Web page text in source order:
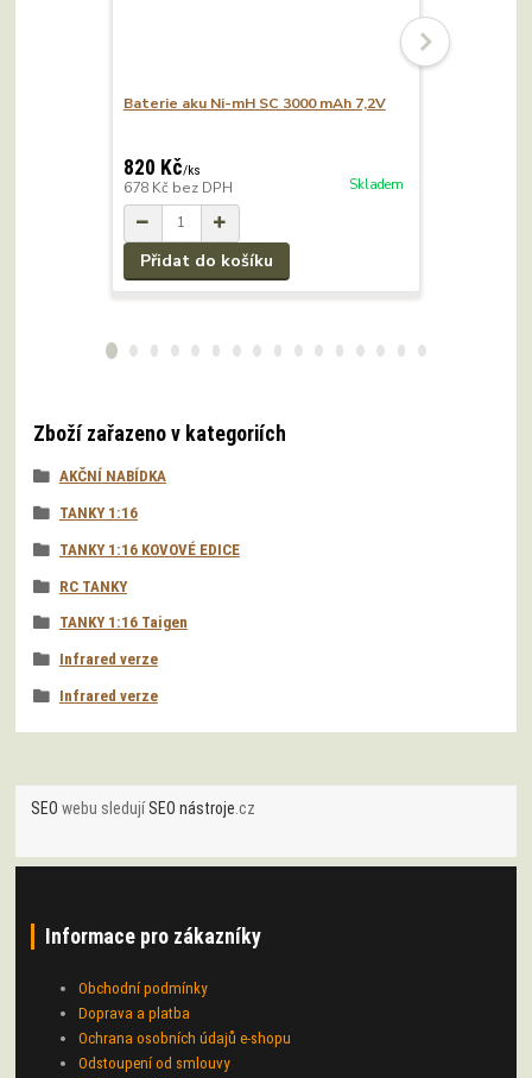
Baterie aku Ni-mH SC 3000 mAh 7,2V
820 Kč/ks
678 Kč bez DPH Skladem
Přidat do košíku
Zboží zařazeno v kategoriích
AKČNÍ NABÍDKA
TANKY 1:16
TANKY 1:16 KOVOVÉ EDICE
RC TANKY
TANKY 1:16 Taigen
Infrared verze
Infrared verze
SEO webu sledujíSEO nástroje .cz
Informace pro zákazníky
Obchodní podmínky
Doprava a platba
Ochrana osobních údajů e-shopu
Odstoupení od smlouvy